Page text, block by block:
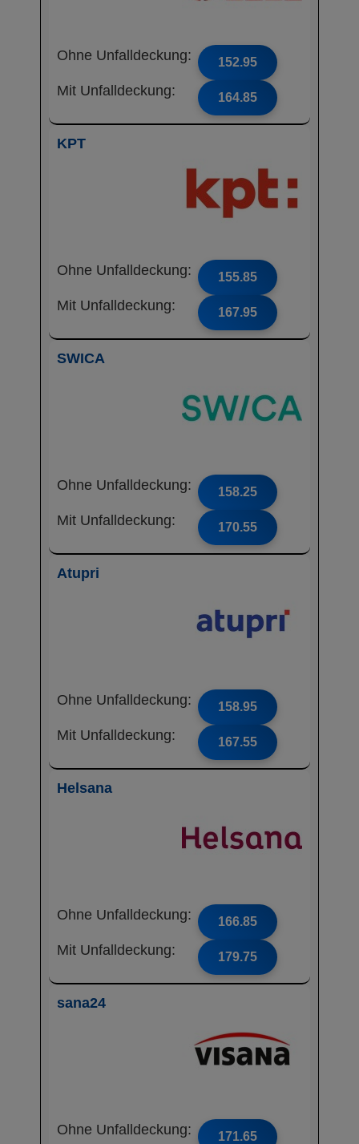
Ohne Unfalldeckung: 152.95
Mit Unfalldeckung: 164.85
KPT
Ohne Unfalldeckung: 155.85
Mit Unfalldeckung: 167.95
SWICA
Ohne Unfalldeckung: 158.25
Mit Unfalldeckung: 170.55
Atupri
Ohne Unfalldeckung: 158.95
Mit Unfalldeckung: 167.55
Helsana
Ohne Unfalldeckung: 166.85
Mit Unfalldeckung: 179.75
sana24
Ohne Unfalldeckung: 171.65